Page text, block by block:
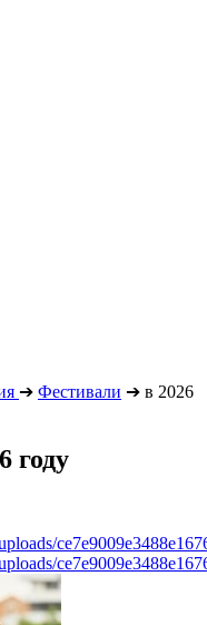
➔ Фестивали ➔ в 2026
году